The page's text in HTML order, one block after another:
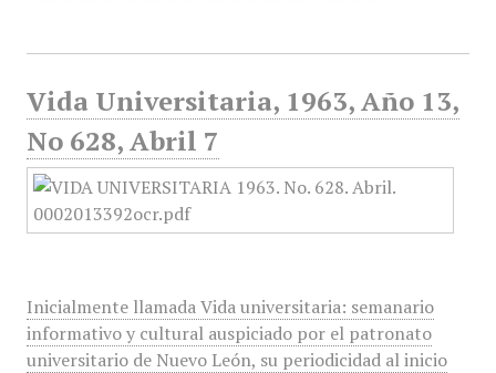
Vida Universitaria, 1963, Año 13,
No 628, Abril 7
Inicialmente llamada Vida universitaria: semanario
informativo y cultural auspiciado por el patronato
universitario de Nuevo León, su periodicidad al inicio